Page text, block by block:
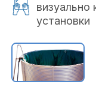
визуально
установки